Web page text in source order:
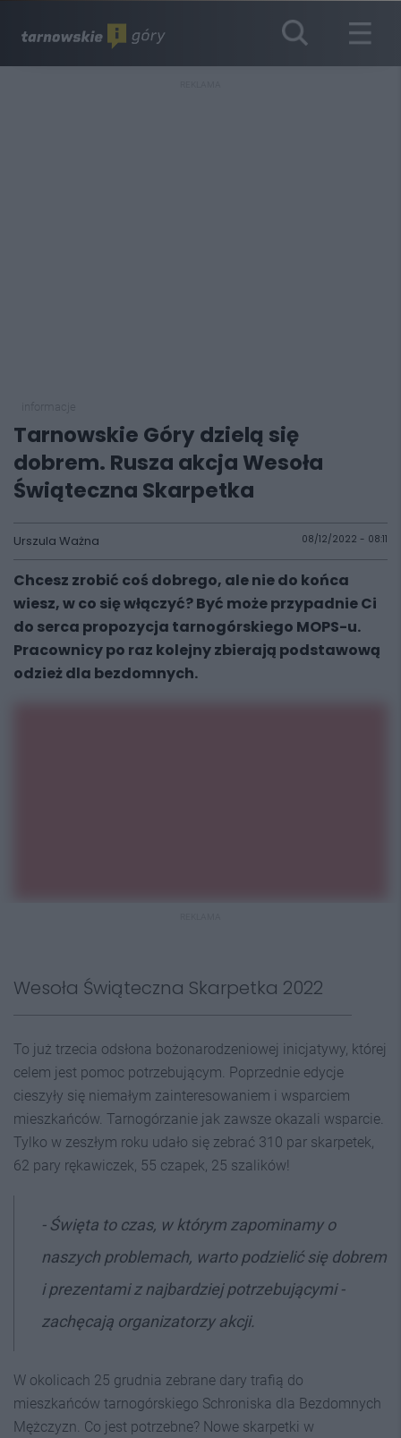
Tarnowskie Góry dzielą się
dobrem. Rusza akcja Wesoła
Świąteczna Skarpetka
Urszula Ważna 08/12/2022 - 08:11
Chcesz zrobić coś dobrego, ale nie do końca
wiesz, w co się włączyć? Być może przypadnie Ci
do serca propozycja tarnogórskiego MOPS-u.
Pracownicy po raz kolejny zbierają podstawową
odzież dla bezdomnych.
Wesoła Świąteczna Skarpetka 2022
To już trzecia odsłona bożonarodzeniowej inicjatywy, której
celem jest pomoc potrzebującym. Poprzednie edycje
cieszyły się niemałym zainteresowaniem i wsparciem
mieszkańców. Tarnogórzanie jak zawsze okazali wsparcie.
Tylko w zeszłym roku udało się zebrać 310 par skarpetek,
62 pary rękawiczek, 55 czapek, 25 szalików!
- Święta to czas, w którym zapominamy o
naszych problemach, warto podzielić się dobrem
i prezentami z najbardziej potrzebującymi -
zachęcają organizatorzy akcji.
W okolicach 25 grudnia zebrane dary trafią do
mieszkańców tarnogórskiego Schroniska dla Bezdomnych
Mężczyzn. Co jest potrzebne? Nowe skarpetki w